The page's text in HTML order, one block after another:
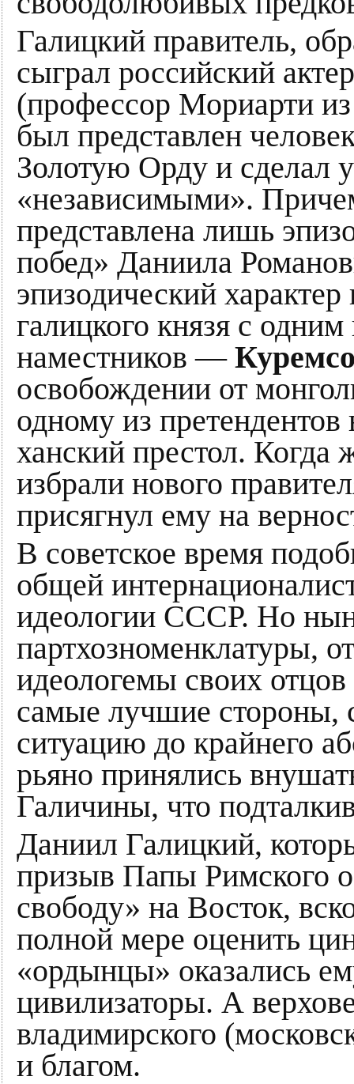
Галицкий правитель,
сыграл российский
(профессор Мориарти
был представлен
Золотую Орду и сделал
«независимыми».
представлена лишь
побед» Даниила
эпизодический
галицкого князя с
наместников —
освобождении от
одному из
ханский престол. Когда
избрали нового
присягнул ему на
В советское время
общей
идеологии СССР. Но
партхозноменклатуры,
идеологемы своих
самые лучшие стороны,
ситуацию до крайнего
рьяно принялись
Галичины, что
Даниил Галицкий,
призыв Папы Римского
свободу» на Восток,
полной мере оценить
«ордынцы» оказались
цивилизаторы. А
владимирского
и благом.